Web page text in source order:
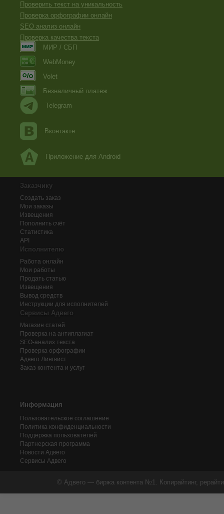
Проверить текст на уникальность
Проверка орфографии онлайн
SEO анализ онлайн
Проверка качества текста
МИР / СБП
WebMoney
Volet
Безналичный платеж
Telegram
Вконтакте
Приложение для Android
Заказчику
Создать заказ
Мои заказы
Извещения
Пополнить счёт
Статистика
API
Исполнителю
Работа онлайн
Мои работы
Продать статью
Извещения
Вывод средств
Инструкции для исполнителей
Сервисы Адвего
Магазин статей
Проверка на антиплагиат
SEO-анализ текста
Проверка орфографии
Адвего Лингвист
Заказ контента и услуг
Информация
Пользовательское соглашение
Политика конфиденциальности
Поддержка пользователей
Партнерская программа
Новости Адвего
Сервисы Адвего
© Адвего — биржа контента №1. Копирайтинг,